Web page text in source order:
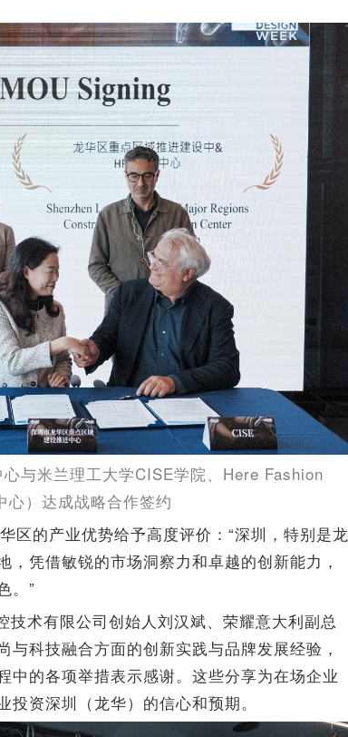
与米兰理工大学CISE学院、Here Fashion
心）达成战略合作签约
区的产业优势给予高度评价：“深圳，特别是龙
凭借敏锐的市场洞察力和卓越的创新能力，
。”
术有限公司创始人刘汉斌、荣耀意大利副总
科技融合方面的创新实践与品牌发展经验，
中的各项举措表示感谢。这些分享为在场企业
资深圳（龙华）的信心和预期。